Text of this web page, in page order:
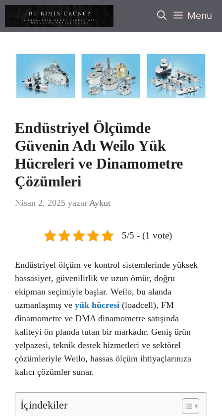
İçeriğe
Menu
Endüstriyel Ölçümde
Güvenin Adı Weilo Yük
Hücreleri ve Dinamometre
Çözümleri
Nisan 2, 2025 yazar Aykut
5/5 - (1 vote)
Endüstriyel ölçüm ve kontrol sistemlerinde yüksek
hassasiyet, güvenilirlik ve uzun ömür, doğru
ekipman seçimiyle başlar. Weilo, bu alanda
uzmanlaşmış ve yük hücresi (loadcell), FM
dinamometre ve DMA dinamometre satışında
kaliteyi ön planda tutan bir markadır. Geniş ürün
yelpazesi, teknik destek hizmetleri ve sektörel
çözümleriyle Weilo, hassas ölçüm ihtiyaçlarınıza
kalıcı çözümler sunar.
İçindekiler